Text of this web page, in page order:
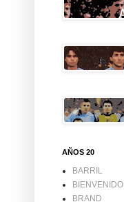
AÑOS 20
BARRIL
BIENVENIDO
BRAND